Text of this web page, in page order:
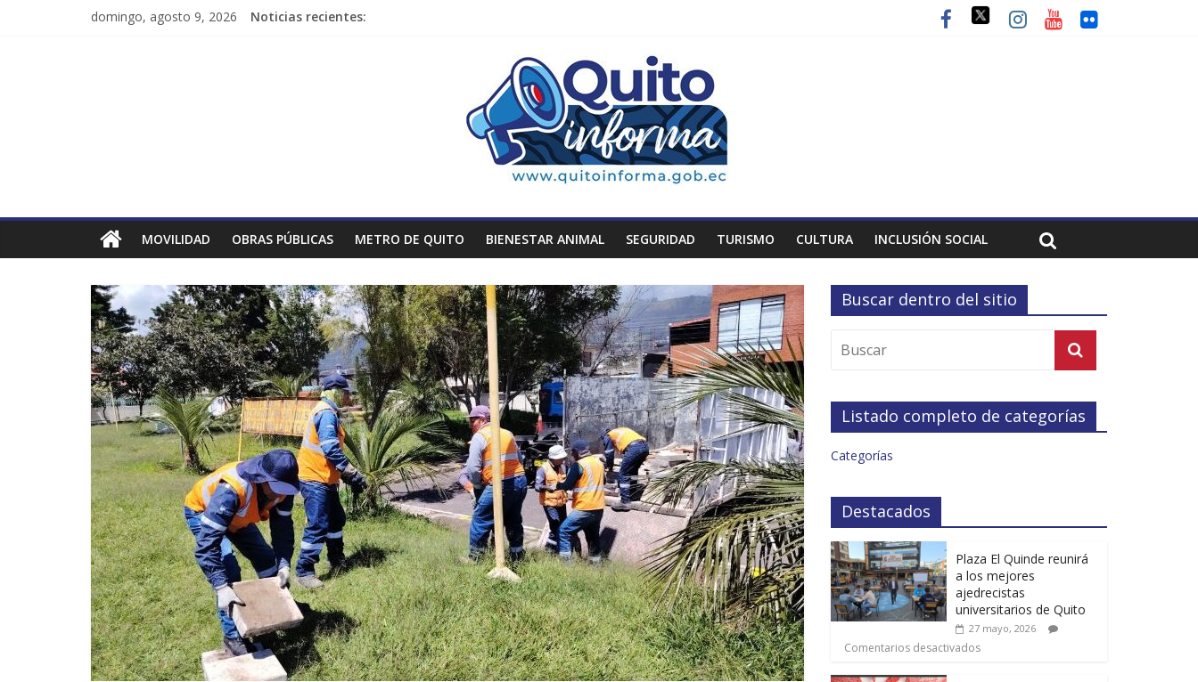
domingo, agosto 9, 2026 Noticias recientes:
MOVILIDAD OBRAS PÚBLICAS METRO DE QUITO BIENESTAR ANIMAL SEGURIDAD TURISMO CULTURA INCLUSIÓN SOCIAL
Buscar dentro del sitio
Listado completo de categorías
Categorías
Destacados
Plaza El Quinde reunirá
a los mejores
ajedrecistas
universitarios de Quito
27 mayo, 2026
Comentarios desactivados